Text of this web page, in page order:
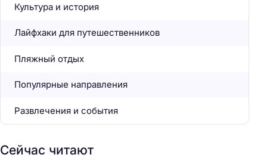
Культура и история
Лайфхаки для путешественников
Пляжный отдых
Популярные направления
Развлечения и события
Сейчас читают